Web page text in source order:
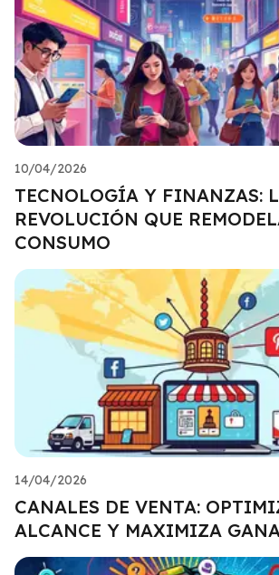
10/04/2026
TECNOLOGÍA Y FINANZAS:
REVOLUCIÓN QUE
CONSUMO
14/04/2026
CANALES DE VENTA:
ALCANCE Y MAXIMIZA